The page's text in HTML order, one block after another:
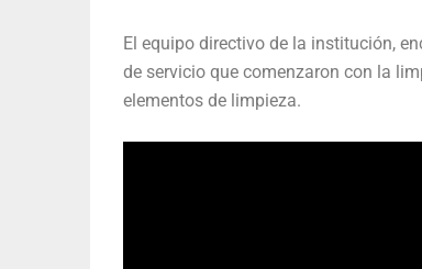
El equipo directivo de la institución,
de servicio que comenzaron con la
elementos de limpieza.